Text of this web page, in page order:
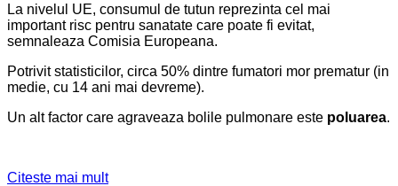
La nivelul UE, consumul de tutun reprezinta cel mai
important risc pentru sanatate care poate fi evitat,
semnaleaza Comisia Europeana.
Potrivit statisticilor, circa 50% dintre fumatori mor prematur (in
medie, cu 14 ani mai devreme).
Un alt factor care agraveaza bolile pulmonare este poluarea.
Citeste mai mult